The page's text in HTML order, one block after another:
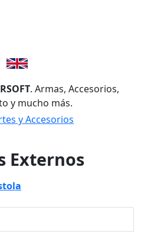
. Armas, Accesorios,
y mucho más.
y Accesorios
Externos